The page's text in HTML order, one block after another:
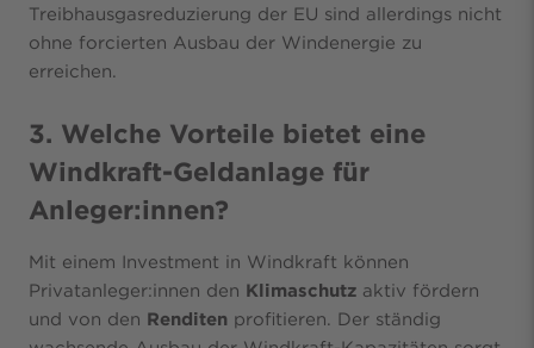
Treibhausgasreduzierung der EU sind allerdings nicht
ohne forcierten Ausbau der Windenergie zu
erreichen.
3. Welche Vorteile bietet eine
Windkraft-Geldanlage für
Anleger:innen?
Mit einem Investment in Windkraft können
Privatanleger:innen den Klimaschutz aktiv fördern
und von den Renditen profitieren. Der ständig